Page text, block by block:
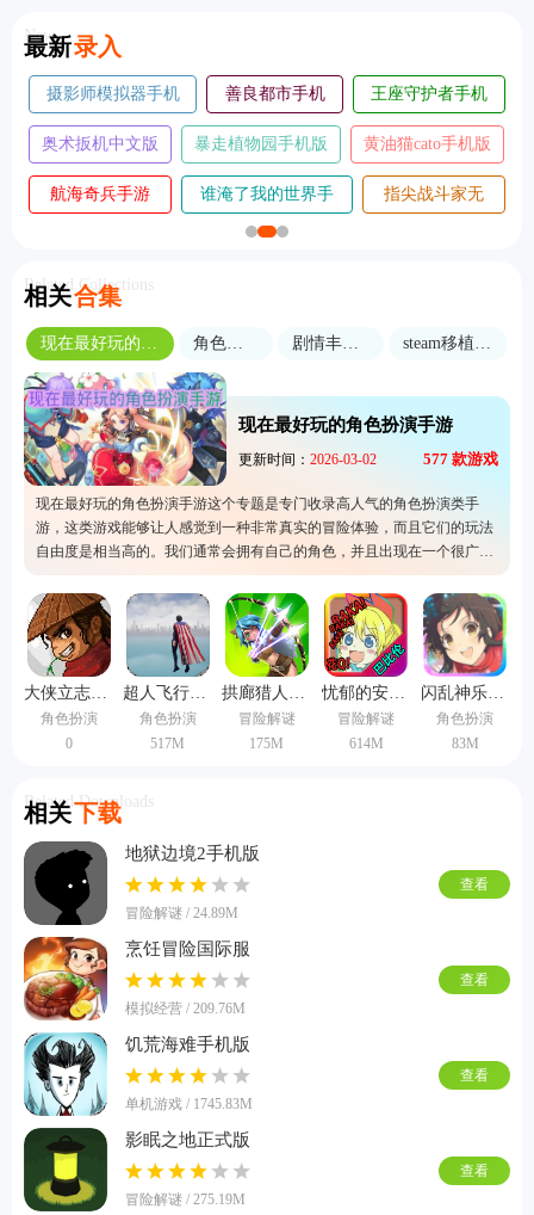
最新录入
New
房产达人2手机
版
疯狂摩托车修改
版
收银员之星中文
版
赛车王国
转生魔塔中文版 回声迷踪手机版
静态换挡赛车中文版 催眠麦克风手机版 五千元创业
相关合集
Related Collections
现在最好玩的角色扮演手游 角色养成游戏 剧情丰富的游戏 steam移植游戏合集
现在最好玩的角色扮演手游
更新时间： 2026-03-02 577 款游戏
现在最好玩的角色扮演手游这个专题是专门收录高人气的角色扮演类手
游，这类游戏能够让人感觉到一种非常真实的冒险体验，而且它们的玩法
自由度是相当高的。我们通常会拥有自己的角色，并且出现在一个很广阔
的开放世界中。所以这类游戏的玩法是非常多样化的，有兴趣的玩家可以
这里快速下载噢。快来下载体验探索的乐趣吧。
大侠立志传手机版
角色扮演
0
超人飞行模拟器手机版
角色扮演
517M
拱廊猎人1.16.2版本
冒险解谜
175M
忧郁的安娜免费中文版下载
冒险解谜
614M
闪乱神乐中文版
角色扮演
83M
相关下载
Related Downloads
地狱边境2手机版
冒险解谜 / 24.89M
查看
烹饪冒险国际服
模拟经营 / 209.76M
查看
饥荒海难手机版
单机游戏 / 1745.83M
查看
影眠之地正式版
冒险解谜 / 275.19M
查看